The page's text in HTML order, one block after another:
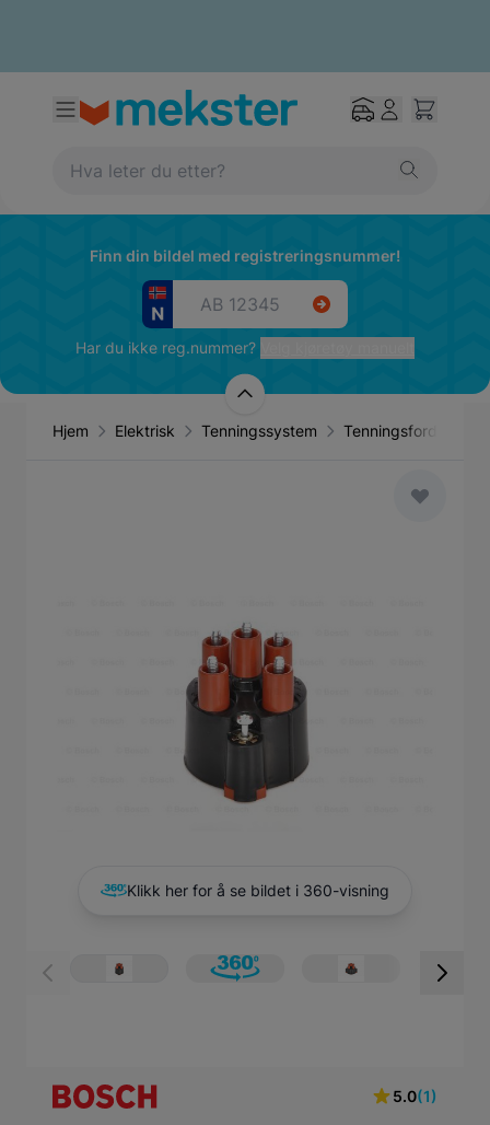
Finn din bildel med registreringsnummer!
Har du ikke reg.nummer?
Hjem Elektrisk Tenningssystem Tenningsfordeler
Klikk her for å se bildet i 360-visning
View larger image
View larger image
View larger
5.0(1)